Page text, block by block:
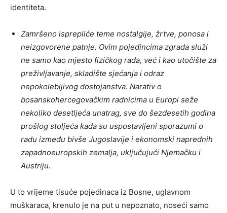
identiteta.
Zamršeno isprepliće teme nostalgije, žrtve, ponosa i
neizgovorene patnje. Ovim pojedincima zgrada služi
ne samo kao mjesto fizičkog rada, već i kao utočište za
preživljavanje, skladište sjećanja i odraz
nepokolebljivog dostojanstva. Narativ o
bosanskohercegovačkim radnicima u Europi seže
nekoliko desetljeća unatrag, sve do šezdesetih godina
prošlog stoljeća kada su uspostavljeni sporazumi o
radu između bivše Jugoslavije i ekonomski naprednih
zapadnoeuropskih zemalja, uključujući Njemačku i
Austriju.
U to vrijeme tisuće pojedinaca iz Bosne, uglavnom
muškaraca, krenulo je na put u nepoznato, noseći samo